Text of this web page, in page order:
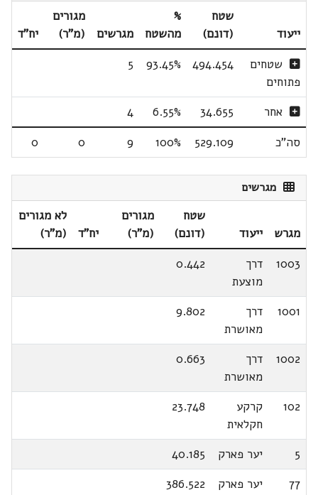
ייעוד
שטח
(דונם)
%
מהשטח
מגרשים
מגורים
(מ"ר)
יח"ד
שטחים
פתוחים
494.454
93.45%
5
אחר 34.655
6.55%
4
סה"כ
529.109
100%
9
0
0
מגרשים
מגרש ייעוד
שטח
(דונם)
מגורים
(מ"ר)
יח"ד
לא מגורים
(מ"ר)
1003
דרך
מוצעת
0.442
1001
דרך
מאושרת
9.802
1002
דרך
מאושרת
0.663
102
קרקע
חקלאית
23.748
5 יער פארק
40.185
77
יער פארק 386.522